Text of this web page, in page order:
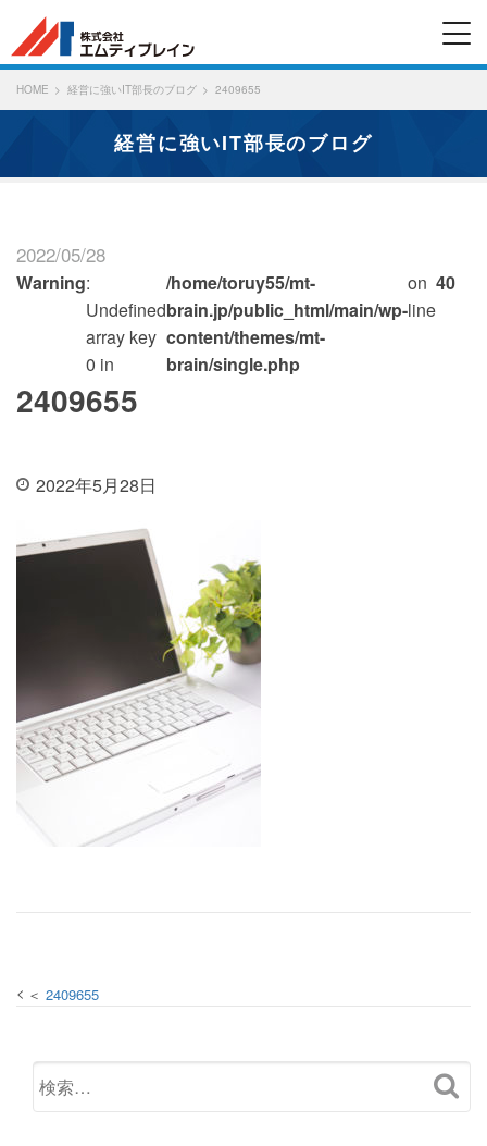
HOME 経営に強いIT部長のブログ 2409655
経営に強いIT部長のブログ
2022/05/28
Warning:
Undefined
array key
0 in
/home/toruy55/mt-
brain.jp/public_html/main/wp-
content/themes/mt-
brain/single.php
on
line
40
2409655
2022年5月28日
2409655